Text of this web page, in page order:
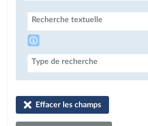
Recherche textuelle
Type de recherche
Effacer les champs